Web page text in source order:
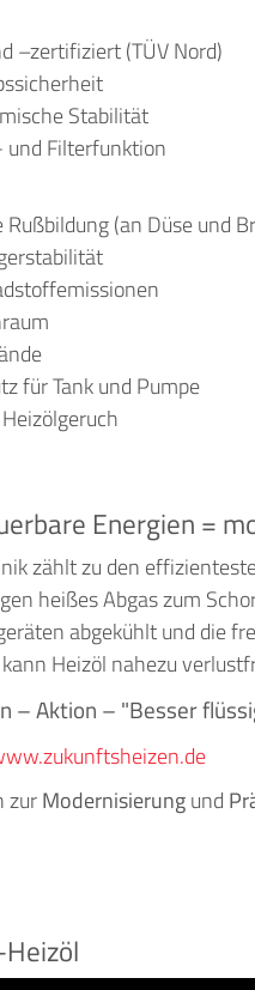
–zertifiziert (TÜV Nord)
Stabilität
und Filterfunktion
(an Düse und
für Tank und Pumpe
Energien =
zählt zu den
heißes Abgas zum
abgekühlt und die
Heizöl nahezu
– Aktion – "Besser
zurModernisierungund